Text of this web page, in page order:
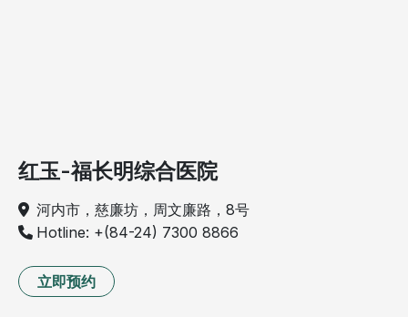
红玉-福长明综合医院
河内市，慈廉坊，周文廉路，8号
Hotline: +(84-24) 7300 8866
立即预约